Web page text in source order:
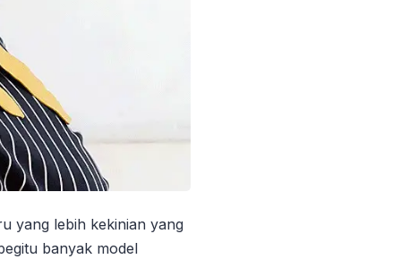
yang lebih kekinian yang
banyak model